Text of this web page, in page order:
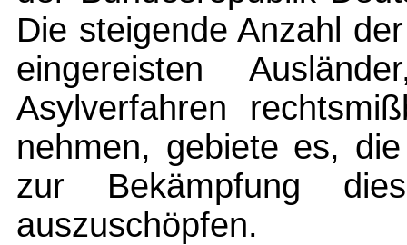
Die steigende Anzahl
eingereisten
Asylverfahren
nehmen, gebiete es,
zur Bekämpfung
auszuschöpfen.